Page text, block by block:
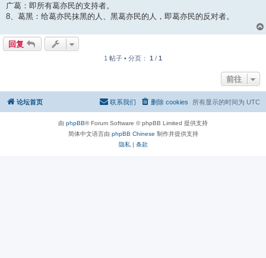
广葛：即所有葛亦民的支持者。
8、葛黑：给葛亦民抹黑的人、黑葛亦民的人，即葛亦民的反对者。
回复
1 帖子 • 分页： 1 / 1
前往
论坛首页 所有显示的时间为 UTC
删除 cookies
联系我们
由 phpBB® Forum Software © phpBB Limited 提供支持
简体中文语言由 phpBB Chinese 制作并提供支持
隐私 | 条款